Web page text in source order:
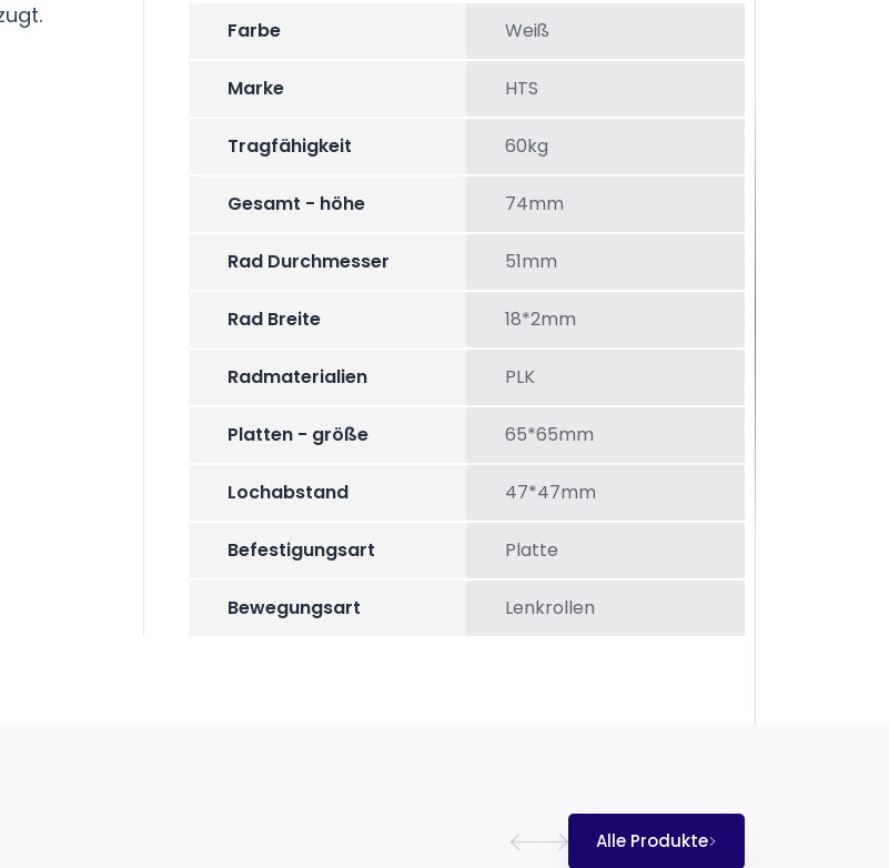
Farbe Weiß
Marke HTS
Tragfähigkeit 60kg
Gesamt - höhe 74mm
Rad Durchmesser 51mm
Rad Breite 18*2mm
Radmaterialien PLK
Platten - größe 65*65mm
Lochabstand 47*47mm
Befestigungsart Platte
Bewegungsart Lenkrollen
Alle Produkte